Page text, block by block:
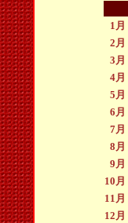
1月
2月
3月
4月
5月
6月
7月
8月
9月
10月
11月
12月